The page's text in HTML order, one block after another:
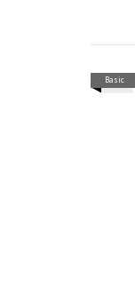
Basic